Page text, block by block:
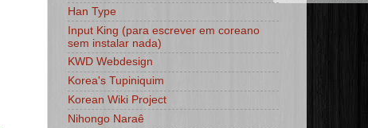
Han Type
Input King (para escrever em coreano
sem instalar nada)
KWD Webdesign
Korea's Tupiniquim
Korean Wiki Project
Nihongo Naraê